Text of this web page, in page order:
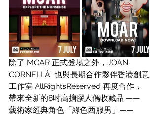
除了 MOAR 正式登場之外，JOAN
CORNELLÀ  也與長期合作夥伴香港創意
工作室 AllRightsReserved 再度合作，
帶來全新的8吋高搪膠人偶收藏品 ——
藝術家經典角色「綠色西服男」——